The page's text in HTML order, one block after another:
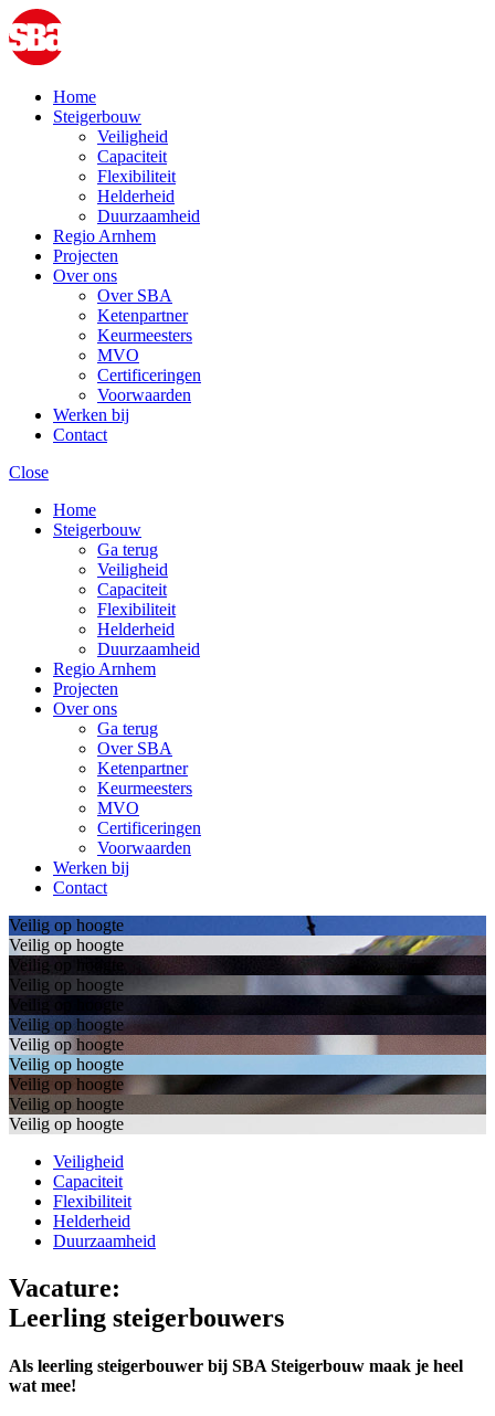
Home
Steigerbouw
Veiligheid
Capaciteit
Flexibiliteit
Helderheid
Duurzaamheid
Regio Arnhem
Projecten
Over ons
Over SBA
Ketenpartner
Keurmeesters
MVO
Certificeringen
Voorwaarden
Werken bij
Contact
Close
Home
Steigerbouw
Ga terug
Veiligheid
Capaciteit
Flexibiliteit
Helderheid
Duurzaamheid
Regio Arnhem
Projecten
Over ons
Ga terug
Over SBA
Ketenpartner
Keurmeesters
MVO
Certificeringen
Voorwaarden
Werken bij
Contact
Veilig op hoogte
Veilig op hoogte
Veilig op hoogte
Veilig op hoogte
Veilig op hoogte
Veilig op hoogte
Veilig op hoogte
Veilig op hoogte
Veilig op hoogte
Veilig op hoogte
Veilig op hoogte
Veiligheid
Capaciteit
Flexibiliteit
Helderheid
Duurzaamheid
Vacature:
Leerling steigerbouwers
Als leerling steigerbouwer bij SBA Steigerbouw maak je heel
wat mee!